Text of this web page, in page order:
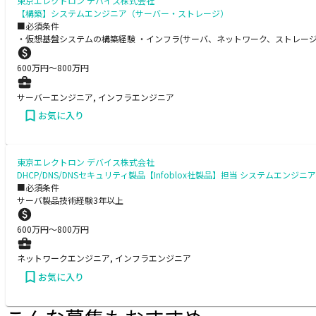
【構築】システムエンジニア（サーバー・ストレージ）
■必須条件
・仮想基盤システムの構築経験 ・インフラ(サーバ、ネットワーク、ストレー
600万円〜800万円
サーバーエンジニア, インフラエンジニア
お気に入り
東京エレクトロン デバイス株式会社
DHCP/DNS/DNSセキュリティ製品【Infoblox社製品】担当 システムエンジニア
■必須条件
サーバ製品技術経験3年以上
600万円〜800万円
ネットワークエンジニア, インフラエンジニア
お気に入り